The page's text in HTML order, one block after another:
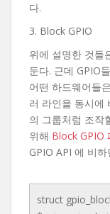
다.
3. Block GPIO
위에 설명한 것들
둔다. 근데 GPIO
어떤 하드웨어들
러 라인을 동시에
의 그룹처럼 조작
위해 Block GPIO
GPIO API 에 비
struct